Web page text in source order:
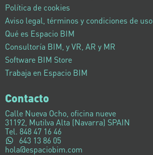
Política de cookies
Aviso legal, términos y condiciones de uso
Qué es Espacio BIM
Consultoría BIM, y VR, AR y MR
Software BIM Store
Trabaja en Espacio BIM
Contacto
Calle Nueva Ocho, oficina nueve
31192, Mutilva Alta (Navarra) SPAIN
Tel. 848 47 16 46
643 13 86 05
hola@espaciobim.com